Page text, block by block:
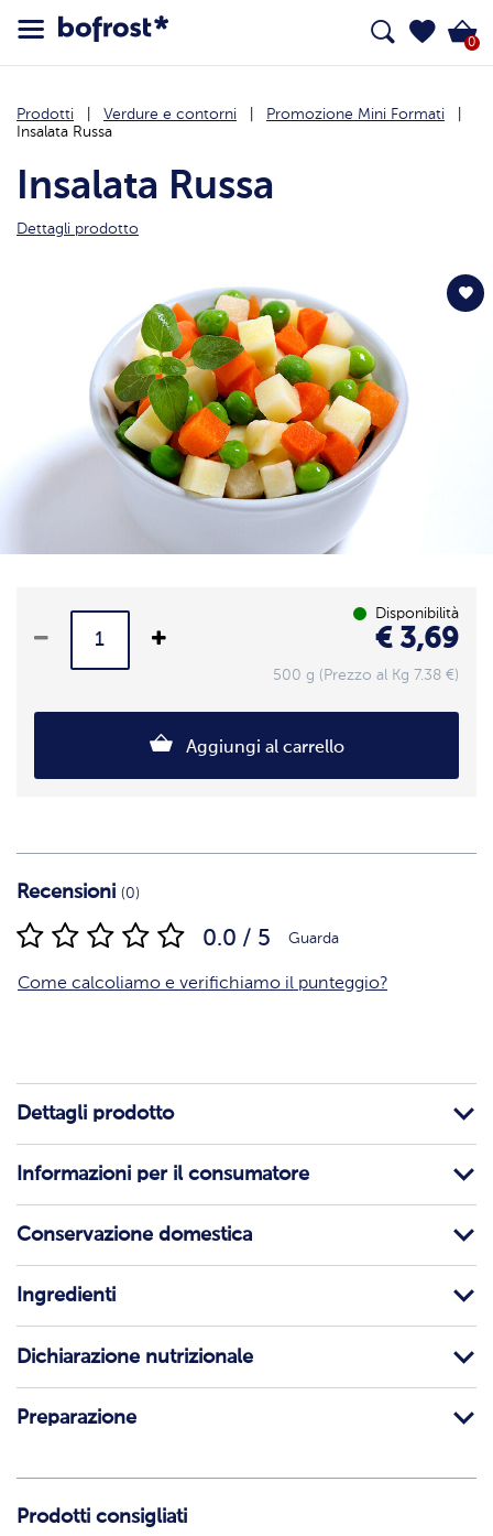
0
Prodotti Verdure e contorni
Promozione Mini Formati
Insalata Russa
Insalata Russa
Dettagli prodotto
Disponibilità
€ 3,69
500 g (Prezzo al Kg 7.38 €)
Aggiungi al carrello
Recensioni (0)
0.0 / 5 Guarda
Come calcoliamo e verifichiamo il punteggio?
Dettagli prodotto
Informazioni per il consumatore
Conservazione domestica
Ingredienti
Dichiarazione nutrizionale
Preparazione
Prodotti consigliati